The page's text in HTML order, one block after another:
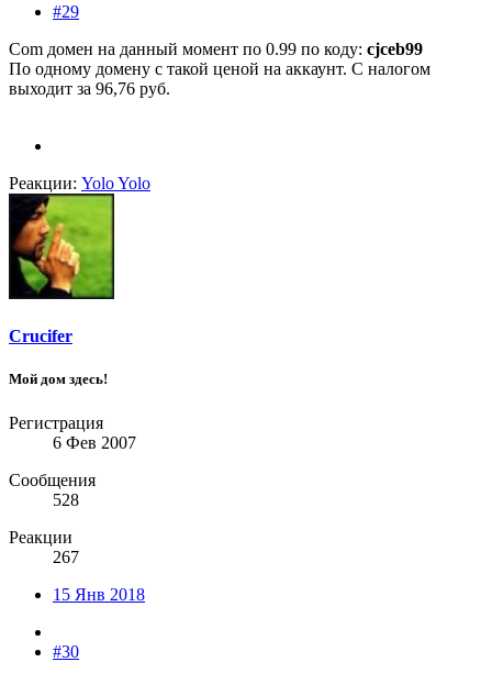
#29
Com домен на данный момент по 0.99 по коду: cjceb99
По одному домену с такой ценой на аккаунт. С налогом
выходит за 96,76 руб.
Реакции: Yolo Yolo
Crucifer
Мой дом здесь!
Регистрация
6 Фев 2007
Сообщения
528
Реакции
267
15 Янв 2018
#30